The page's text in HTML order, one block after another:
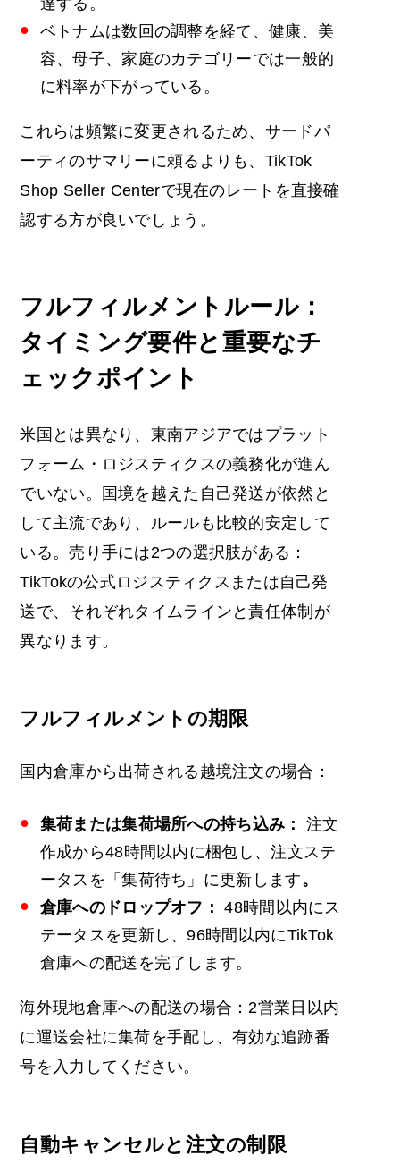
ベトナムは数回の調整を経て、健康、美
容、母子、家庭のカテゴリーでは一般的
に料率が下がっている。
これらは頻繁に変更されるため、サードパ
ーティのサマリーに頼るよりも、TikTok
Shop Seller Centerで現在のレートを直接確
認する方が良いでしょう。
フルフィルメントルール：
タイミング要件と重要なチ
ェックポイント
米国とは異なり、東南アジアではプラット
フォーム・ロジスティクスの義務化が進ん
でいない。国境を越えた自己発送が依然と
して主流であり、ルールも比較的安定して
いる。売り手には2つの選択肢がある：
TikTokの公式ロジスティクスまたは自己発
送で、それぞれタイムラインと責任体制が
異なります。
フルフィルメントの期限
国内倉庫から出荷される越境注文の場合：
集荷または集荷場所への持ち込み： 注文
作成から48時間以内に梱包し、注文ステ
ータスを「集荷待ち」に更新します。
倉庫へのドロップオフ：48時間以内にス
テータスを更新し、96時間以内にTikTok
倉庫への配送を完了します。
海外現地倉庫への配送の場合：2営業日以内
に運送会社に集荷を手配し、有効な追跡番
号を入力してください。
自動キャンセルと注文の制限